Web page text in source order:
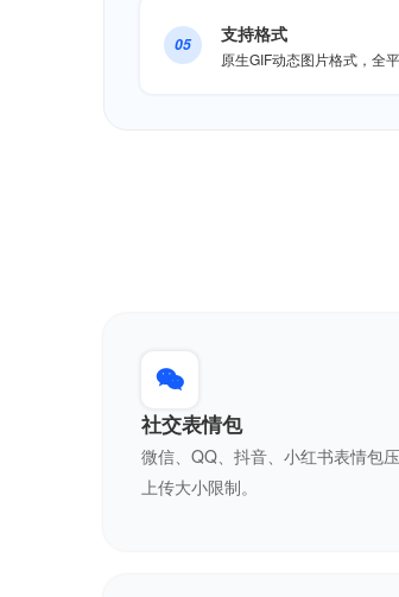
05 支持格式
原生GIF动态图片格式，全
社交表情包
微信、QQ、抖音、小红书表情包
上传大小限制。